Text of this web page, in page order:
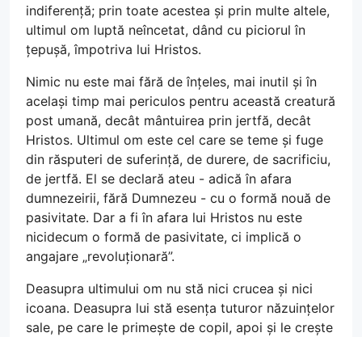
indiferență; prin toate acestea și prin multe altele,
ultimul om luptă neîncetat, dând cu piciorul în
țepușă, împotriva lui Hristos.
Nimic nu este mai fără de înțeles, mai inutil și în
același timp mai periculos pentru această creatură
post umană, decât mântuirea prin jertfă, decât
Hristos. Ultimul om este cel care se teme și fuge
din răsputeri de suferință, de durere, de sacrificiu,
de jertfă. El se declară ateu - adică în afara
dumnezeirii, fără Dumnezeu - cu o formă nouă de
pasivitate. Dar a fi în afara lui Hristos nu este
nicidecum o formă de pasivitate, ci implică o
angajare „revoluționară”.
Deasupra ultimului om nu stă nici crucea și nici
icoana. Deasupra lui stă esența tuturor năzuințelor
sale, pe care le primește de copil, apoi și le crește